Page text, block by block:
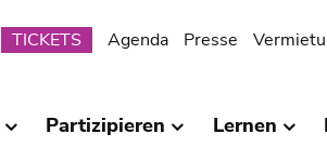
Submenu
TICKETS Agenda Presse
Partizipieren Lernen